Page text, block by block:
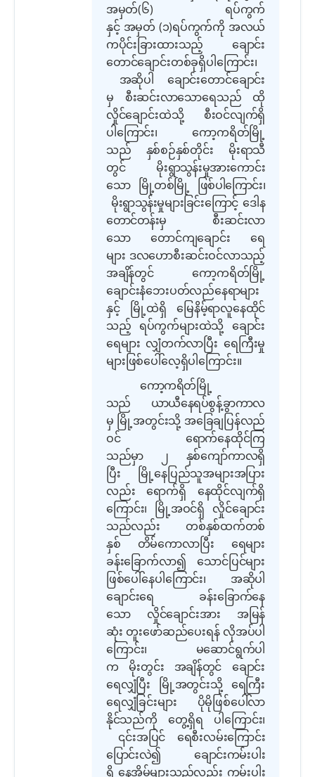
အမှတ်(၆) ရပ်ကွက်
နှင့် အမှတ် (၁)ရပ်ကွက်ကို အလယ်
ကပိုင်းခြားထားသည့် ချောင်း
တောင်ချောင်းတစ်ခုရှိပါကြောင်း၊
အဆိုပါ ချောင်းတောင်ချောင်း
မှ စီးဆင်းလာသောရေသည် ထို
လှိုင်ချောင်းထဲသို့ စီးဝင်လျက်ရှိ
ပါကြောင်း၊ကော့ကရိတ်မြို့
သည် နှစ်စဉ်နှစ်တိုင်း မိုးရာသီ
တွင် မိုးရွာသွန်းမှုအားကောင်း
သော မြို့တစ်မြို့ ဖြစ်ပါကြောင်း၊
မိုးရွာသွန်းမှုများခြင်းကြောင့် ဒေါန
တောင်တန်းမှ စီးဆင်းလာ
သော တောင်ကျချောင်း ရေ
များ ဒလဟောစီးဆင်းဝင်လာသည့်
အချိန်တွင် ကော့ကရိတ်မြို့
ချောင်းနံဘေးပတ်လည်နေရာများ
နှင့် မြို့ထဲရှိ မြေနိမ့်ရာလူနေထိုင်
သည့် ရပ်ကွက်များထဲသို့ ချောင်း
ရေများ လျှံတက်လာပြီး ရေကြီးမှု
များဖြစ်ပေါ်လေ့ရှိပါကြောင်း။
ကော့ကရိတ်မြို့
သည် ယာယီနေရပ်စွန့်ခွာကာလ
မှ မြို့အတွင်းသို့ အခြေချပြန်လည်
ဝင် ရောက်နေထိုင်ကြ
သည်မှာ ၂ နှစ်ကျော်ကာလရှိ
ပြီး မြို့နေပြည်သူအများအပြား
လည်း ရောက်ရှိ နေထိုင်လျက်ရှိ
ကြောင်း၊ မြို့အဝင်ရှိ လှိုင်ချောင်း
သည်လည်း တစ်နှစ်ထက်တစ်
နှစ် တိမ်ကောလာပြီး ရေများ
ခန်းခြောက်လာ၍ သောင်ပြင်များ
ဖြစ်ပေါ်နေပါကြောင်း၊ အဆိုပါ
ချောင်းရေ ခန်းခြောက်နေ
သော လှိုင်ချောင်းအား အမြန်
ဆုံး တူးဖော်ဆည်ပေးရန် လိုအပ်ပါ
ကြောင်း၊ မဆောင်ရွက်ပါ
က မိုးတွင်း အချိန်တွင် ချောင်း
ရေလျှံပြီး မြို့အတွင်းသို့ ရေကြီး
ရေလျှံခြင်းများ ပိုမိုဖြစ်ပေါ်လာ
နိုင်သည်ကို တွေ့ရှိရ ပါကြောင်း၊
၎င်းအပြင် ရေစီးလမ်းကြောင်း
ပြောင်းလဲ၍ ချောင်းကမ်းပါး
ရှိ နေအိမ်များသည်လည်း ကမ်းပါး